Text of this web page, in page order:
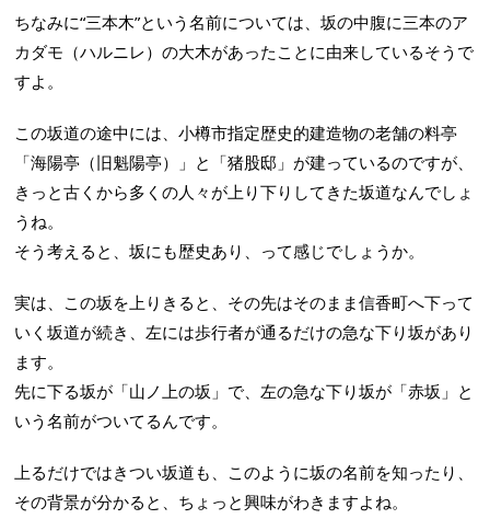
ちなみに“三本木”という名前については、坂の中腹に三本のア
カダモ（ハルニレ）の大木があったことに由来しているそうで
すよ。
この坂道の途中には、小樽市指定歴史的建造物の老舗の料亭
「海陽亭（旧魁陽亭）」と「猪股邸」が建っているのですが、
きっと古くから多くの人々が上り下りしてきた坂道なんでしょ
うね。
そう考えると、坂にも歴史あり、って感じでしょうか。
実は、この坂を上りきると、その先はそのまま信香町へ下って
いく坂道が続き、左には歩行者が通るだけの急な下り坂があり
ます。
先に下る坂が「山ノ上の坂」で、左の急な下り坂が「赤坂」と
いう名前がついてるんです。
上るだけではきつい坂道も、このように坂の名前を知ったり、
その背景が分かると、ちょっと興味がわきますよね。